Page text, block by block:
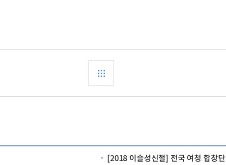
[2018 이슬성신절] 전국 여청 합창단